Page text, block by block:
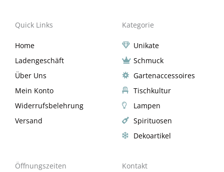
Quick Links
Home
Ladengeschäft
Über Uns
Mein Konto
Widerrufsbelehrung
Versand
Kategorie
Unikate
Schmuck
Gartenaccessoires
Tischkultur
Lampen
Spirituosen
Dekoartikel
Öffnungszeiten Kontakt